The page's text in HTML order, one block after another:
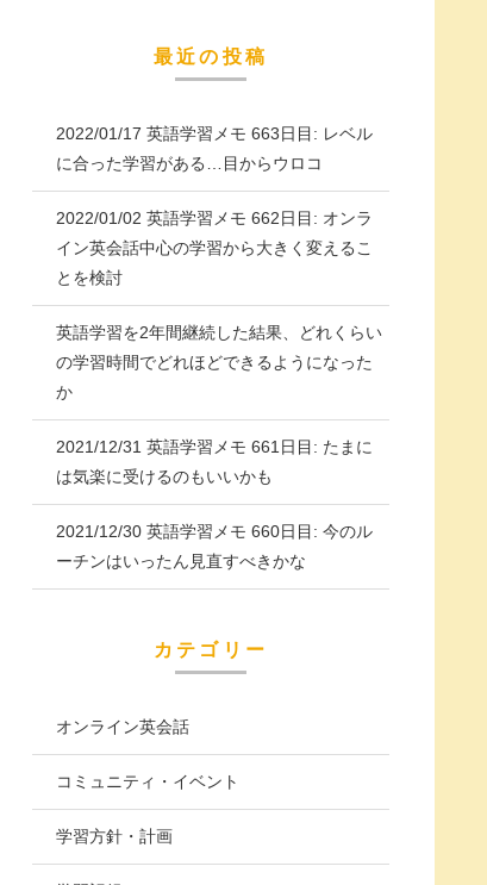
最近の投稿
2022/01/17 英語学習メモ 663日目: レベル
に合った学習がある…目からウロコ
2022/01/02 英語学習メモ 662日目: オンラ
イン英会話中心の学習から大きく変えるこ
とを検討
英語学習を2年間継続した結果、どれくらい
の学習時間でどれほどできるようになった
か
2021/12/31 英語学習メモ 661日目: たまに
は気楽に受けるのもいいかも
2021/12/30 英語学習メモ 660日目: 今のル
ーチンはいったん見直すべきかな
カテゴリー
オンライン英会話
コミュニティ・イベント
学習方針・計画